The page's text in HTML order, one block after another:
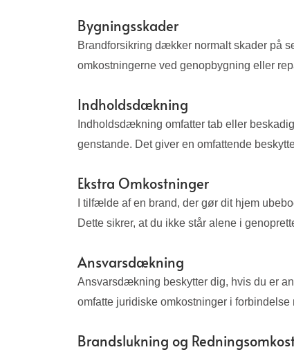
Bygningsskader
Brandforsikring dækker normalt skader på
omkostningerne ved genopbygning eller
Indholdsdækning
Indholdsdækning omfatter tab eller
genstande. Det giver en omfattende
Ekstra Omkostninger
I tilfælde af en brand, der gør dit hjem
Dette sikrer, at du ikke står alene i
Ansvarsdækning
Ansvarsdækning beskytter dig, hvis du er
omfatte juridiske omkostninger i forbindelse
Brandslukning og